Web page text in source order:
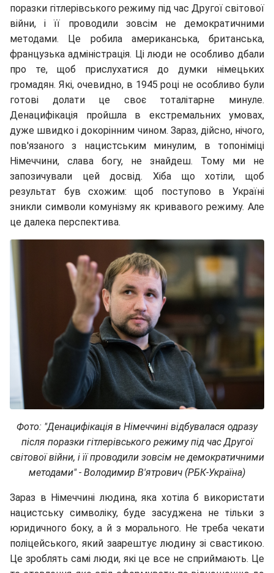
поразки гітлерівського режиму під час Другої світової
війни, і її проводили зовсім не демократичними
методами. Це робила американська, британська,
французька адміністрація. Ці люди не особливо дбали
про те, щоб прислухатися до думки німецьких
громадян. Які, очевидно, в 1945 році не особливо були
готові долати це своє тоталітарне минуле.
Денацифікація пройшла в екстремальних умовах,
дуже швидко і докорінним чином. Зараз, дійсно, нічого,
пов'язаного з нацистським минулим, в топоніміці
Німеччини, слава богу, не знайдеш. Тому ми не
запозичували цей досвід. Хіба що хотіли, щоб
результат був схожим: щоб поступово в Україні
зникли символи комунізму як кривавого режиму. Але
це далека перспектива.
Фото: "Денацифікація в Німеччині відбувалася одразу
після поразки гітлерівського режиму під час Другої
світової війни, і її проводили зовсім не демократичними
методами" - Володимир В'ятрович (РБК-Україна)
Зараз в Німеччині людина, яка хотіла б використати
нацистську символіку, буде засуджена не тільки з
юридичного боку, а й з морального. Не треба чекати
поліцейського, який заарештує людину зі свастикою.
Це зроблять самі люди, які це все не сприймають. Це